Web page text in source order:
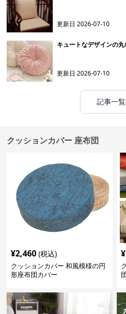
更新日2026-07-10
キュートなデザインの
更新日2026-07-10
記事一
クッションカバー 座布団
¥2,460 (税込)
クッションカバー 和風模様の円
形座布団カバー
¥